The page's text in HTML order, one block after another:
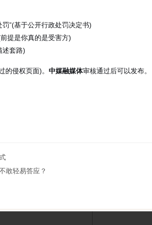
”(基于公开行政处罚决定书)
提是你真的是受害方)
述套路)
的侵权页面)。 中媒融媒体审核通过后可以发布。
敢轻易答应？